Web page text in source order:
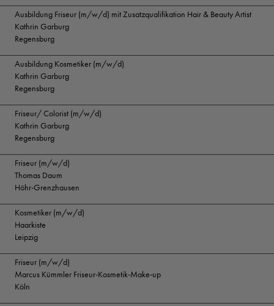
Ausbildung Friseur (m/w/d) mit Zusatzqualifikation Hair & Beauty Artist
Kathrin Garburg
Regensburg
Ausbildung Kosmetiker (m/w/d)
Kathrin Garburg
Regensburg
Friseur/ Colorist (m/w/d)
Kathrin Garburg
Regensburg
Friseur (m/w/d)
Thomas Daum
Höhr-Grenzhausen
Kosmetiker (m/w/d)
Haarkiste
Leipzig
Friseur (m/w/d)
Marcus Kümmler Friseur-Kosmetik-Make-up
Köln